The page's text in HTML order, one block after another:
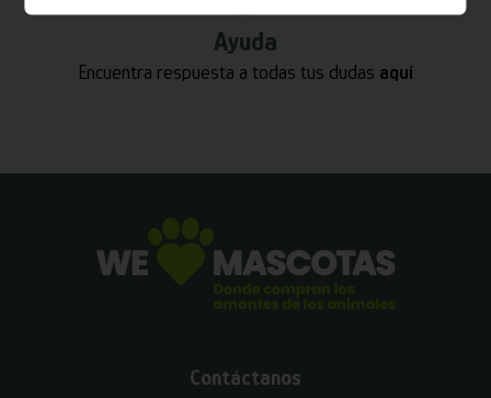
Ayuda
Encuentra respuesta a todas tus dudas aquí
Contáctanos